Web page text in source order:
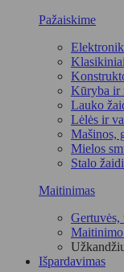
Pažaiskime
Kūryba ir
Lauko
Lėlės ir
Mašinos,
Mielos
Stalo
Maitinimas
Gertuvės,
Išpardavimas